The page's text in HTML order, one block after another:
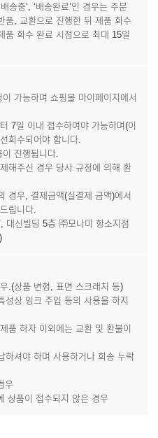
송중’, ‘배송완료’인 경우는 주문
품, 교환으로 진행한 뒤 제품 회수
품 회수 완료 시점으로 최대 15일
가능하며 쇼핑몰 마이페이지에서
7일 이내 접수하여야 가능하며(이
회수되어야 합니다.
진행됩니다.
해주신 경우 당사 규정에 의해 환
경우, 결제금액(실결제 금액)에서
립니다.
대신빌딩 5층 ㈜모나미 항소지점
.(상품 변형, 표면 스크래치 등)
상 잉크 주입 등의 사용을 하지
품 하자 이외에는 교환 및 환불이
하셔야 하며 사용하거나 회송 누락
우
상품이 접수되지 않은 경우